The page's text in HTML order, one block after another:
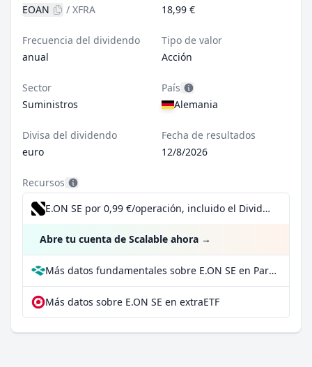
EOAN
/ XFRA
18,99 €
Frecuencia del dividendo
anual
Tipo de valor
Acción
Sector
Suministros
País
Alemania
Divisa del dividendo
euro
Fecha de resultados
12/8/2026
Recursos
E.ON SE por 0,99 €/operación, incluido el Dividend Reinvestment Plan
Abre tu cuenta de Scalable ahora →
Más datos fundamentales sobre E.ON SE en Parqet
Más datos sobre E.ON SE en extraETF